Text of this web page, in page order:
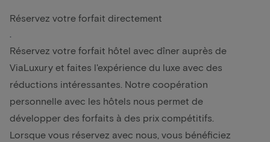
Réservez votre forfait directement
Réservez votre forfait hôtel avec dîner auprès de
ViaLuxury et faites l'expérience du luxe avec des
réductions intéressantes. Notre coopération
personnelle avec les hôtels nous permet de
développer des forfaits à des prix compétitifs.
Lorsque vous réservez avec nous, vous bénéficiez